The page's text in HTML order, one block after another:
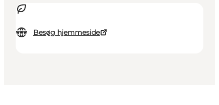
Besøg hjemmeside